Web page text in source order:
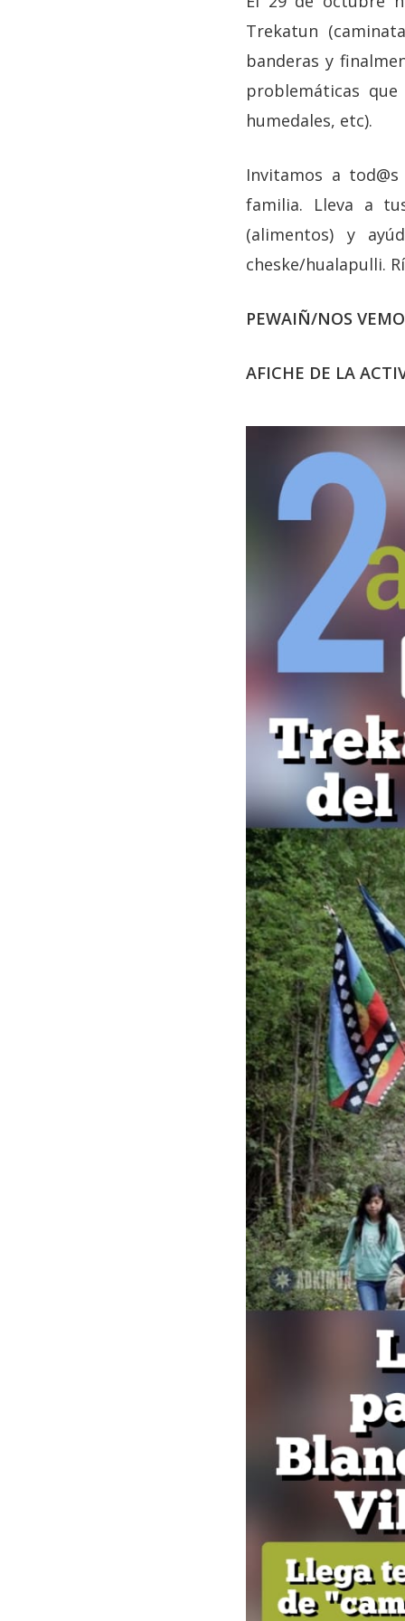
Trekatun
banderas y
problemáticas
humedales, etc).
Invitamos a
familia. Lleva a
(alimentos) y
cheske/hualapulli.
PEWAIÑ/NOS
AFICHE DE LA